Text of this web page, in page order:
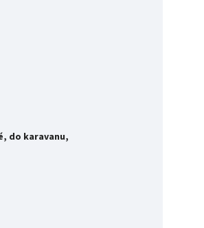
do karavanu,